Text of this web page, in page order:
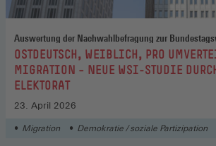
Auswertung der Nachwahlbefragung zur
:OSTDEUTSCH, WEIBLICH, PRO
MIGRATION – NEUE WSI-STUDIE
ELEKTORAT
23. April 2026
Migration Demokratie / soziale Partizipation